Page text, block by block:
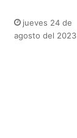
jueves 24 de
agosto del 2023